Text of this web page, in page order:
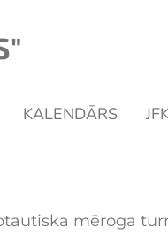
KALENDĀRS
mēroga